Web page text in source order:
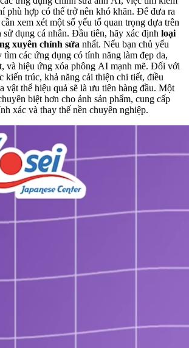
phù hợp có thể trở nên khó khăn. Để đưa ra
xem xét một số yếu tố quan trọng dựa trên
sử dụng cá nhân. Đầu tiên, hãy xác định loại
xuyên chỉnh sửa nhất. Nếu bạn chủ yếu
tìm các ứng dụng có tính năng làm đẹp da,
và hiệu ứng xóa phông AI mạnh mẽ. Đối với
kiến trúc, khả năng cải thiện chi tiết, điều
vật thể hiệu quả sẽ là ưu tiên hàng đầu. Một
biệt hơn cho ảnh sản phẩm, cung cấp
xác và thay thế nền chuyên nghiệp.